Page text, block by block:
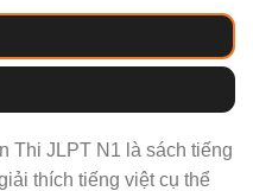
Thi JLPT N1 là sách tiếng
thích tiếng việt cụ thể